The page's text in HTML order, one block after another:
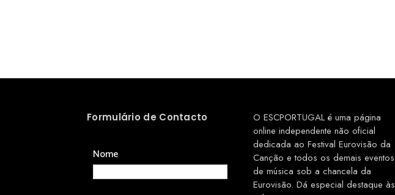
Formulário de Contacto
Nome
O ESCPORTUGAL é uma página
online independente não oficial
dedicada ao Festival Eurovisão da
Canção e todos os demais eventos
de música sob a chancela da
Eurovisão. Dá especial destaque às